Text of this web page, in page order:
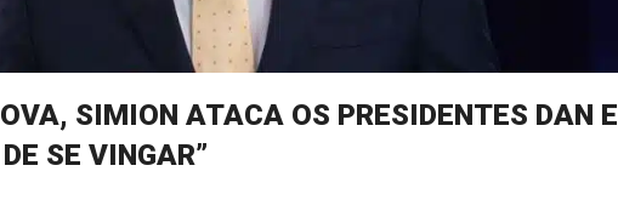
SIMION ATACA OS PRESIDENTES DAN E
SE VINGAR”